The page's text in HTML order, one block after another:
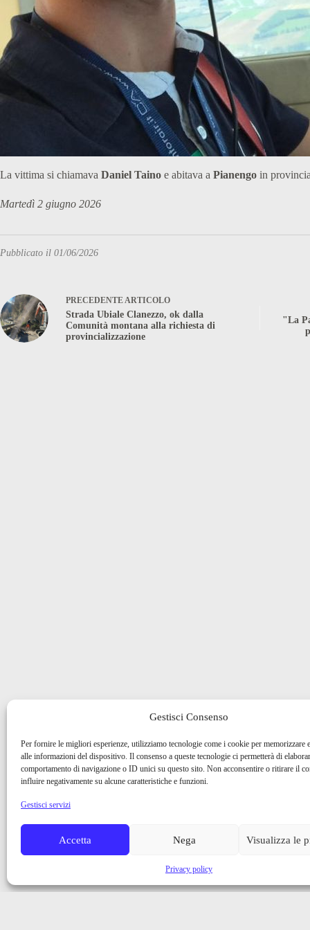
Gestisci Consenso
Per fornire le migliori esperienze, utilizziamo tecnologie come i cookie per memorizzare
alle informazioni del dispositivo. Il consenso a queste tecnologie ci permetterà di
comportamento di navigazione o ID unici su questo sito. Non acconsentire o ritirare il
influire negativamente su alcune caratteristiche e funzioni.
Gestisci servizi
Accetta Nega Visualizza le
Privacy policy
La vittima si chiamava Daniel Taino e abitava a Pianengo in
Martedì 2 giugno 2026
Pubblicato il 01/06/2026
PRECEDENTEARTICOLO
Strada Ubiale Clanezzo, ok dalla
Comunità montana alla richiesta di
provincializzazione
"La